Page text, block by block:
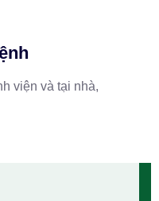
viện và tại nhà,